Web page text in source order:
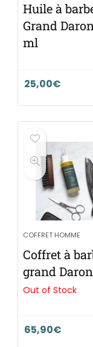
Huile à
Grand
ml
25,00€
COFFRET HOMME
Coffret à
grand Daron
Out of Stock
65,90€